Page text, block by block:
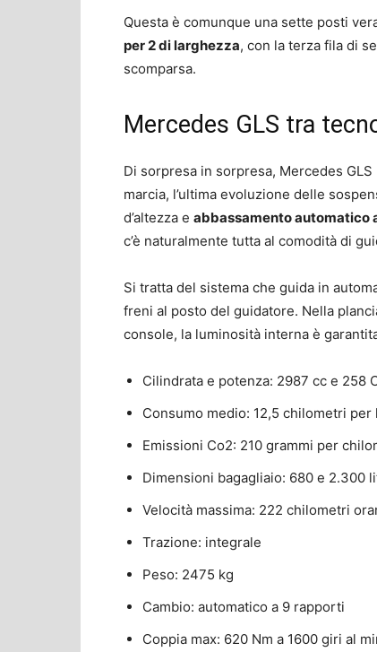
Questa è comunque una sette posti
per 2 di larghezza, con la terza fila di
scomparsa.
Mercedes GLS tra
Di sorpresa in sorpresa, Mercedes
marcia, l’ultima evoluzione delle
d’altezza e abbassamento automatico
c’è naturalmente tutta al comodità di
Si tratta del sistema che guida in
freni al posto del guidatore. Nella
console, la luminosità interna è
Cilindrata e potenza: 2987 cc e 258
Consumo medio: 12,5 chilometri per
Emissioni Co2: 210 grammi per
Dimensioni bagagliaio: 680 e 2.300
Velocità massima: 222 chilometri
Trazione: integrale
Peso: 2475 kg
Cambio: automatico a 9 rapporti
Coppia max: 620 Nm a 1600 giri al